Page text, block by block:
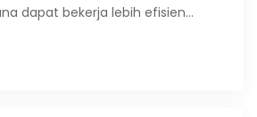
dapat bekerja lebih efisien…